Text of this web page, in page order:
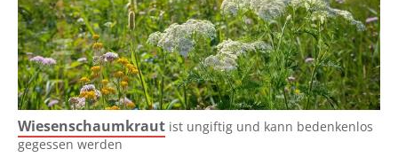
Wiesenschaumkraut ist ungiftig und kann bedenkenlos
gegessen werden